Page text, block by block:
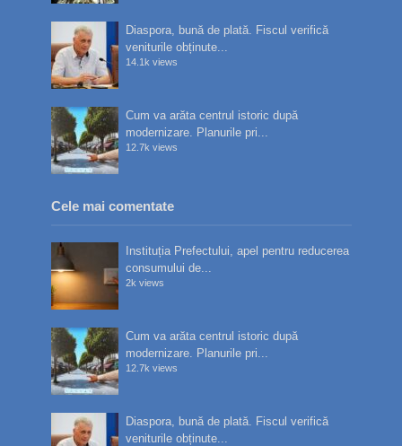
Diaspora, bună de plată. Fiscul verifică
veniturile obținute...
14.1k views
Cum va arăta centrul istoric după
modernizare. Planurile pri...
12.7k views
Cele mai comentate
Instituția Prefectului, apel pentru reducerea
consumului de...
2k views
Cum va arăta centrul istoric după
modernizare. Planurile pri...
12.7k views
Diaspora, bună de plată. Fiscul verifică
veniturile obținute...